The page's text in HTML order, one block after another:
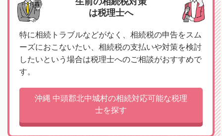
は税理士へ
特に相続トラブルなどがなく、相続税の申告をスム
ーズにおこないたい、相続税の支払いや対策を検討
したいという場合は税理士へのご相談がおすすめで
す。
沖縄 中頭郡北中城村の相続対応可能な税理
士を探す